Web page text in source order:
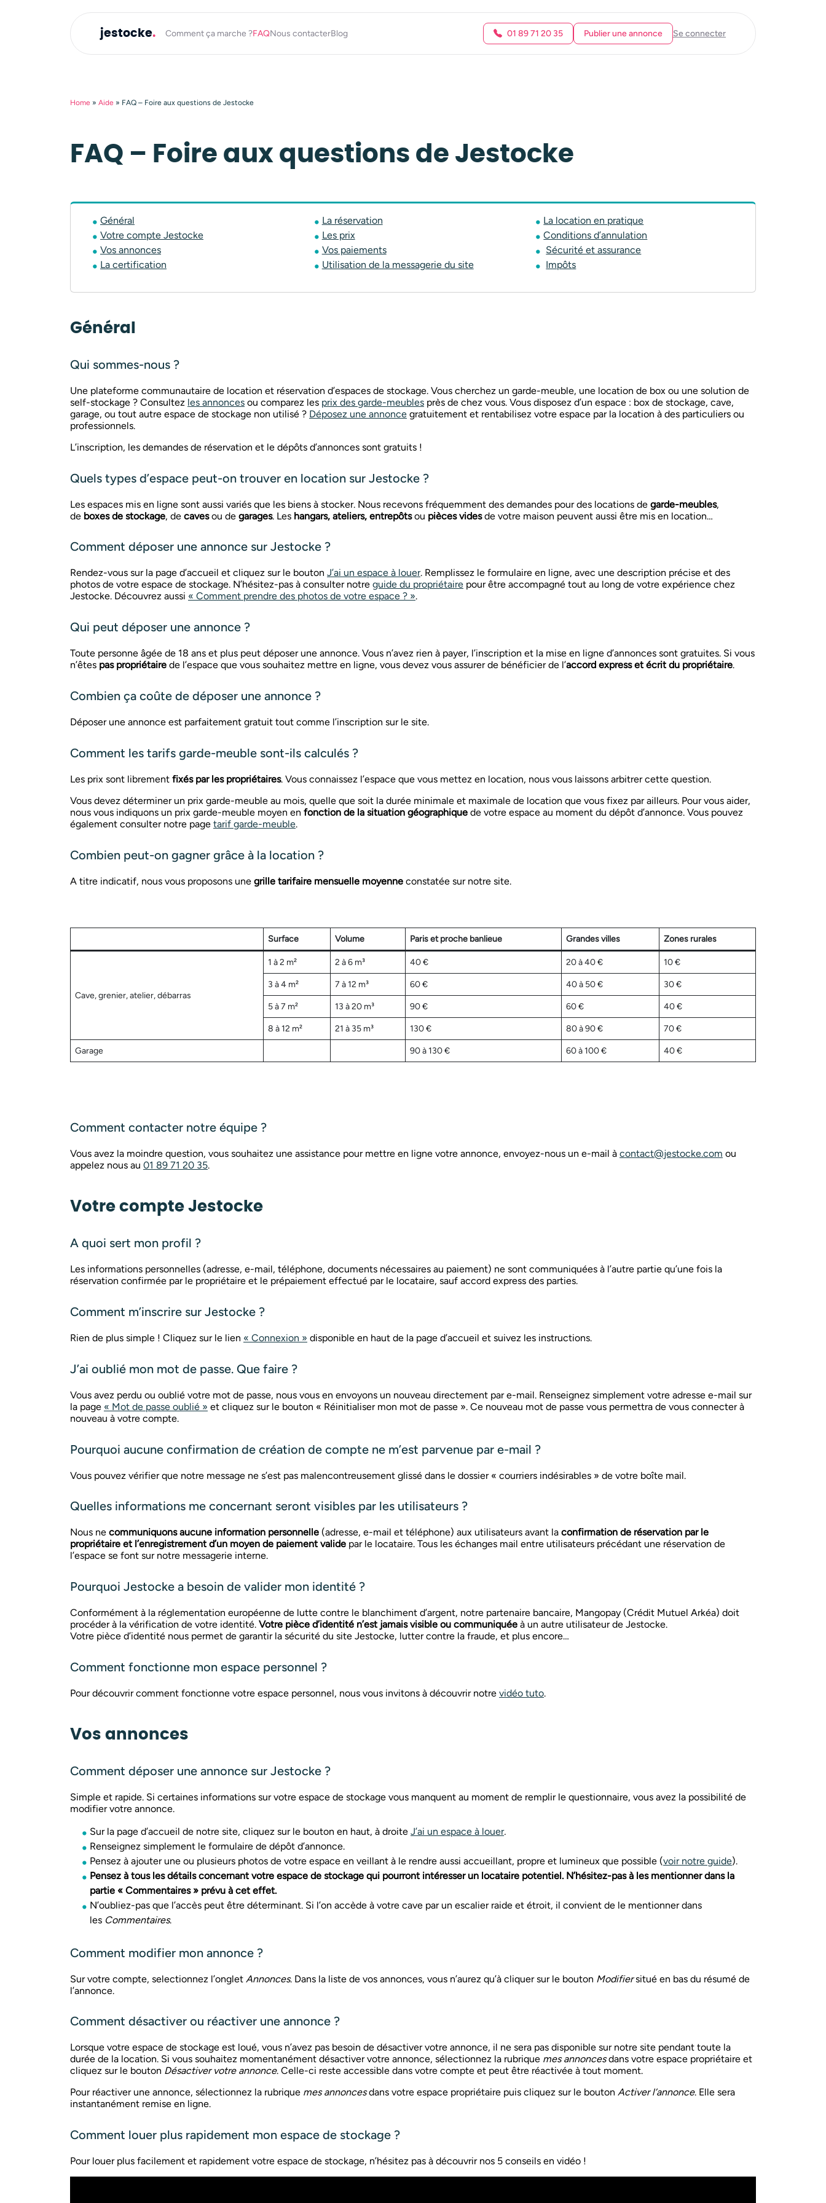
jestocke. Comment ça marche ?FAQNous contacterBlog 01 89 71 20 35 Publier une annonce Se connecter
Home » Aide » FAQ – Foire aux questions de Jestocke
FAQ – Foire aux questions de Jestocke
Général
Votre compte Jestocke
Vos annonces
La certification
La réservation
Les prix
Vos paiements
Utilisation de la messagerie du site
La location en pratique
Conditions d’annulation
Sécurité et assurance
Impôts
Général
Qui sommes-nous ?
Une plateforme communautaire de location et réservation d’espaces de stockage. Vous cherchez un garde-meuble, une location de box ou une solution de
self-stockage ? Consultez les annonces ou comparez les prix des garde-meubles près de chez vous. Vous disposez d’un espace : box de stockage, cave,
garage, ou tout autre espace de stockage non utilisé ? Déposez une annonce gratuitement et rentabilisez votre espace par la location à des particuliers ou
professionnels.
L’inscription, les demandes de réservation et le dépôts d’annonces sont gratuits !
Quels types d’espace peut-on trouver en location sur Jestocke ?
Les espaces mis en ligne sont aussi variés que les biens à stocker. Nous recevons fréquemment des demandes pour des locations de garde-meubles,
de boxes de stockage, de cavesou de garages. Les hangars, ateliers, entrepôtsou pièces videsde votre maison peuvent aussi être mis en location…
Comment déposer une annonce sur Jestocke ?
Rendez-vous sur la page d’accueil et cliquez sur le bouton J’ai un espace à louer. Remplissez le formulaire en ligne, avec une description précise et des
photos de votre espace de stockage. N’hésitez-pas à consulter notre guide du propriétaire pour être accompagné tout au long de votre expérience chez
Jestocke. Découvrez aussi « Comment prendre des photos de votre espace ? ».
Qui peut déposer une annonce ?
Toute personne âgée de 18 ans et plus peut déposer une annonce. Vous n’avez rien à payer, l’inscription et la mise en ligne d’annonces sont gratuites. Si vous
n’êtes pas propriétaire de l’espace que vous souhaitez mettre en ligne, vous devez vous assurer de bénéficier de l’accord express et écrit du propriétaire.
Combien ça coûte de déposer une annonce ?
Déposer une annonce est parfaitement gratuit tout comme l’inscription sur le site.
Comment les tarifs garde-meuble sont-ils calculés ?
Les prix sont librement fixés par les propriétaires. Vous connaissez l’espace que vous mettez en location, nous vous laissons arbitrer cette question.
Vous devez déterminer un prix garde-meuble au mois, quelle que soit la durée minimale et maximale de location que vous fixez par ailleurs. Pour vous aider,
nous vous indiquons un prix garde-meuble moyen en fonction de la situation géographique de votre espace au moment du dépôt d’annonce. Vous pouvez
également consulter notre page tarif garde-meuble.
Combien peut-on gagner grâce à la location ?
A titre indicatif, nous vous proposons une grille tarifaire mensuelle moyenne constatée sur notre site.
Surface Volume Paris et proche banlieue Grandes villes Zones rurales
Cave, grenier, atelier, débarras
1 à 2 m² 2 à 6 m³ 40 € 20 à 40 € 10 €
3 à 4 m² 7 à 12 m³ 60 € 40 à 50 € 30 €
5 à 7 m² 13 à 20 m³ 90 € 60 € 40 €
8 à 12 m² 21 à 35 m³ 130 € 80 à 90 € 70 €
Garage 90 à 130 € 60 à 100 € 40 €
Comment contacter notre équipe ?
Vous avez la moindre question, vous souhaitez une assistance pour mettre en ligne votre annonce, envoyez-nous un e-mail à contact@jestocke.com ou
appelez nous au 01 89 71 20 35.
Votre compte Jestocke
A quoi sert mon profil ?
Les informations personnelles (adresse, e-mail, téléphone, documents nécessaires au paiement) ne sont communiquées à l’autre partie qu’une fois la
réservation confirmée par le propriétaire et le prépaiement effectué par le locataire, sauf accord express des parties.
Comment m’inscrire sur Jestocke ?
Rien de plus simple ! Cliquez sur le lien « Connexion » disponible en haut de la page d’accueil et suivez les instructions.
J’ai oublié mon mot de passe. Que faire ?
Vous avez perdu ou oublié votre mot de passe, nous vous en envoyons un nouveau directement par e-mail. Renseignez simplement votre adresse e-mail sur
la page « Mot de passe oublié » et cliquez sur le bouton « Réinitialiser mon mot de passe ». Ce nouveau mot de passe vous permettra de vous connecter à
nouveau à votre compte.
Pourquoi aucune confirmation de création de compte ne m’est parvenue par e-mail ?
Vous pouvez vérifier que notre message ne s’est pas malencontreusement glissé dans le dossier « courriers indésirables » de votre boîte mail.
Quelles informations me concernant seront visibles par les utilisateurs ?
Nous ne communiquons aucune information personnelle (adresse, e-mail et téléphone) aux utilisateurs avant la confirmation de réservation par le
propriétaire et l’enregistrement d’un moyen de paiement valide par le locataire. Tous les échanges mail entre utilisateurs précédant une réservation de
l’espace se font sur notre messagerie interne.
Pourquoi Jestocke a besoin de valider mon identité ?
Conformément à la réglementation européenne de lutte contre le blanchiment d’argent, notre partenaire bancaire, Mangopay (Crédit Mutuel Arkéa) doit
procéder à la vérification de votre identité. Votre pièce d’identité n’est jamais visible ou communiquée à un autre utilisateur de Jestocke.
Votre pièce d’identité nous permet de garantir la sécurité du site Jestocke, lutter contre la fraude, et plus encore…
Comment fonctionne mon espace personnel ?
Pour découvrir comment fonctionne votre espace personnel, nous vous invitons à découvrir notre vidéo tuto.
Vos annonces
Comment déposer une annonce sur Jestocke ?
Simple et rapide. Si certaines informations sur votre espace de stockage vous manquent au moment de remplir le questionnaire, vous avez la possibilité de
modifier votre annonce.
Sur la page d’accueil de notre site, cliquez sur le bouton en haut, à droite J’ai un espace à louer.
Renseignez simplement le formulaire de dépôt d’annonce.
Pensez à ajouter une ou plusieurs photos de votre espace en veillant à le rendre aussi accueillant, propre et lumineux que possible (voir notre guide).
Pensez à tous les détails concernant votre espace de stockage qui pourront intéresser un locataire potentiel. N’hésitez-pas à les mentionner dans la
partie « Commentaires » prévu à cet effet.
N’oubliez-pas que l’accès peut être déterminant. Si l’on accède à votre cave par un escalier raide et étroit, il convient de le mentionner dans
les Commentaires.
Comment modifier mon annonce ?
Sur votre compte, selectionnez l’onglet Annonces. Dans la liste de vos annonces, vous n’aurez qu’à cliquer sur le bouton Modifiersitué en bas du résumé de
l’annonce.
Comment désactiver ou réactiver une annonce ?
Lorsque votre espace de stockage est loué, vous n’avez pas besoin de désactiver votre annonce, il ne sera pas disponible sur notre site pendant toute la
durée de la location. Si vous souhaitez momentanément désactiver votre annonce, sélectionnez la rubrique mes annoncesdans votre espace propriétaire et
cliquez sur le bouton Désactiver votre annonce. Celle-ci reste accessible dans votre compte et peut être réactivée à tout moment.
Pour réactiver une annonce, sélectionnez la rubrique mes annoncesdans votre espace propriétaire puis cliquez sur le bouton Activer l’annonce. Elle sera
instantanément remise en ligne.
Comment louer plus rapidement mon espace de stockage ?
Pour louer plus facilement et rapidement votre espace de stockage, n’hésitez pas à découvrir nos 5 conseils en vidéo !